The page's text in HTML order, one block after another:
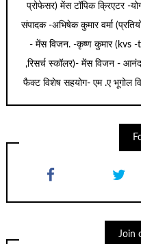
प्रोफेसर) मेंस टॉपिक क्रिएटर -
संपादक -अभिषेक कुमार वर्मा
- मेंस विजन. -कृष्ण कुमार (kvs -t
,रिसर्च स्कॉलर)- मेंस विजन - आनंद
फैक्ट विशेष सहयोग- एम .ए भूगोल
Join